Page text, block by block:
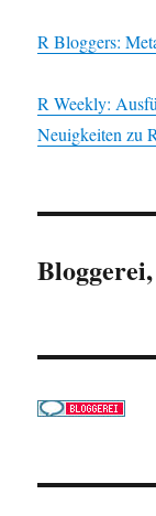
R Bloggers:
R Weekly:
Neuigkeiten zu R